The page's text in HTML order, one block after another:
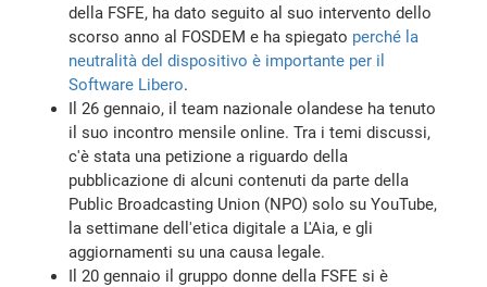
della FSFE, ha dato seguito al suo intervento dello
scorso anno al FOSDEM e ha spiegato perché la
neutralità del dispositivo è importante per il
Software Libero.
Il 26 gennaio, il team nazionale olandese ha tenuto
il suo incontro mensile online. Tra i temi discussi,
c'è stata una petizione a riguardo della
pubblicazione di alcuni contenuti da parte della
Public Broadcasting Union (NPO) solo su YouTube,
la settimane dell'etica digitale a L'Aia, e gli
aggiornamenti su una causa legale.
Il 20 gennaio il gruppo donne della FSFE si è